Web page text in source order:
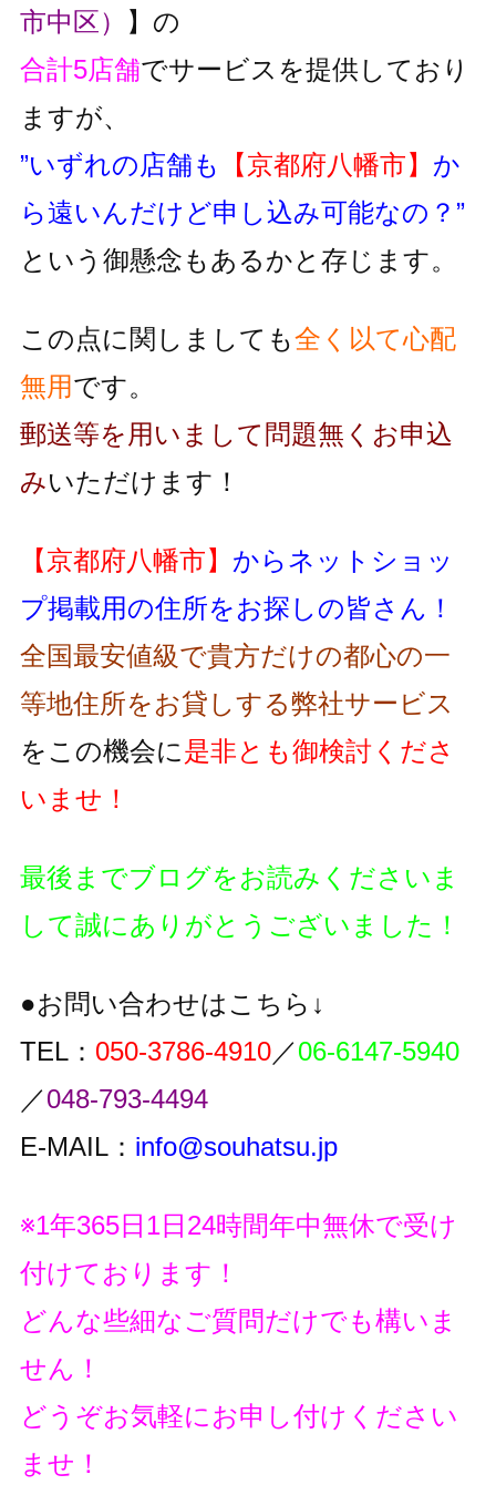
市中区）
】の
合計5店舗でサービスを提供しており
ますが、
”いずれの店舗も
【京都府八幡市】 か
ら遠いんだけど申し込み可能なの？”
という御懸念もあるかと存じます。
この点に関しましても全く以て心配
無用です。
郵送等を用いまして問題無くお申込
みいただけます！
【京都府八幡市】 からネットショッ
プ掲載用の住所をお探しの皆さん！
全国最安値級で貴方だけの都心の一
等地住所をお貸しする弊社サービス
をこの機会に是非とも御検討くださ
いませ！
最後までブログをお読みくださいま
して誠にありがとうございました！
●お問い合わせはこちら↓
TEL： 050-3786-4910／06-6147-5940
／048-793-4494
E-MAIL： info@souhatsu.jp
※1年365日1日24時間年中無休で受け
付けております！
どんな些細なご質問だけでも構いま
せん！
どうぞお気軽にお申し付けください
ませ！